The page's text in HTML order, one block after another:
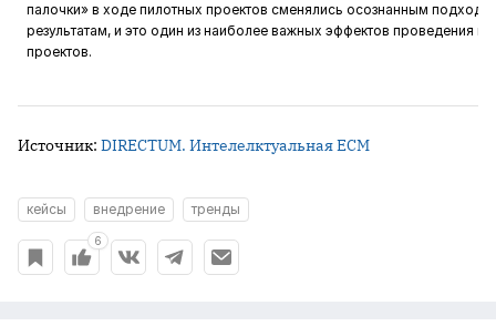
палочки» в ходе пилотных проектов сменялись осознанным
результатам, и это один из наиболее важных эффектов проведения
Источник: DIRECTUM. Интелелктуальная ECM
кейсы внедрение тренды
6